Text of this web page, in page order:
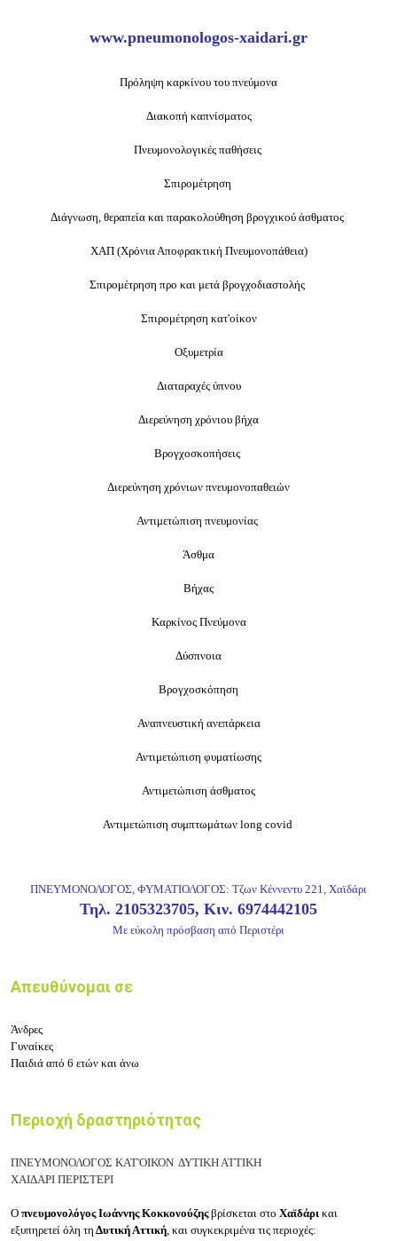
www.pneumonologos-xaidari.gr
Πρόληψη καρκίνου του πνεύμονα
Διακοπή καπνίσματος
Πνευμονολογικές παθήσεις
Σπιρομέτρηση
Διάγνωση, θεραπεία και παρακολούθηση βρογχικού άσθματος
ΧΑΠ (Χρόνια Αποφρακτική Πνευμονοπάθεια)
Σπιρομέτρηση προ και μετά βρογχοδιαστολής
Σπιρομέτρηση κατ'οίκον
Οξυμετρία
Διαταραχές ύπνου
Διερεύνηση χρόνιου βήχα
Βρογχοσκοπήσεις
Διερεύνηση χρόνιων πνευμονοπαθειών
Αντιμετώπιση πνευμονίας
Άσθμα
Βήχας
Καρκίνος Πνεύμονα
Δύσπνοια
Βρογχοσκόπηση
Αναπνευστική ανεπάρκεια
Αντιμετώπιση φυματίωσης
Αντιμετώπιση άσθματος
Αντιμετώπιση συμπτωμάτων long covid
ΠΝΕΥΜΟΝΟΛΟΓΟΣ, ΦΥΜΑΤΙΟΛΟΓΟΣ: Τζων Κέννεντυ 221, Χαϊδάρι
Τηλ. 2105323705, Κιν. 6974442105
Με εύκολη πρόσβαση από Περιστέρι
Απευθύνομαι σε
Άνδρες
Γυναίκες
Παιδιά από 6 ετών και άνω
Περιοχή δραστηριότητας
ΠΝΕΥΜΟΝΟΛΟΓΟΣ ΚΑΤ'ΟΙΚΟΝ ΔΥΤΙΚΗ ΑΤΤΙΚΗ
ΧΑΙΔΑΡΙ ΠΕΡΙΣΤΕΡΙ
Ο πνευμονολόγος Ιωάννης Κοκκονούζηςβρίσκεται στο Χαϊδάρι και
εξυπηρετεί όλη τη Δυτική Αττική, και συγκεκριμένα τις περιοχές: